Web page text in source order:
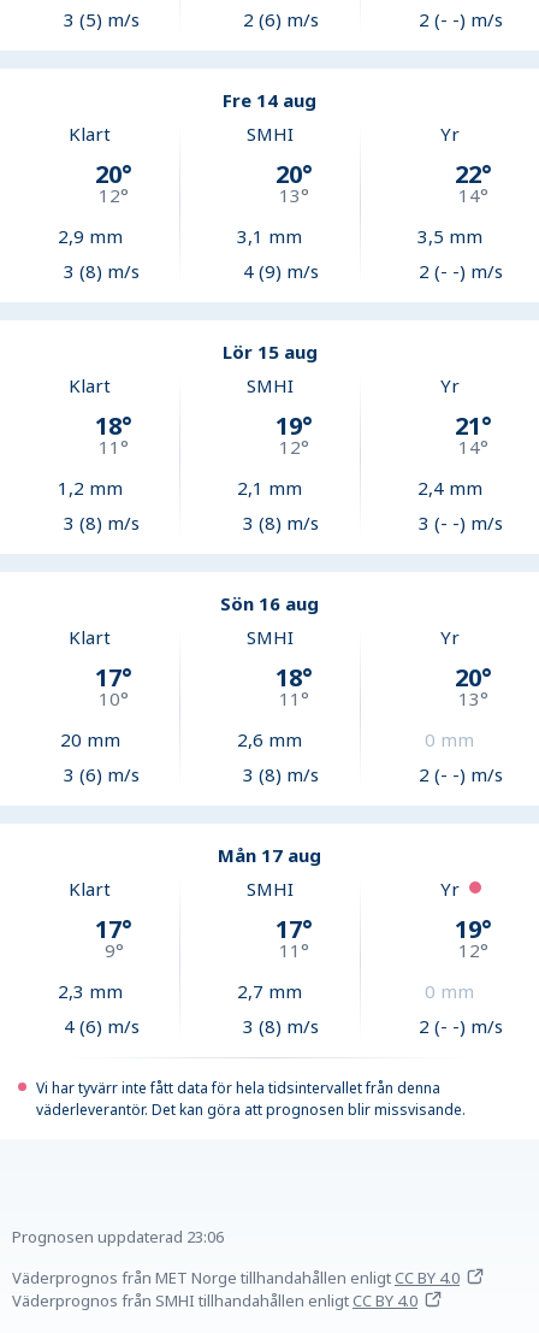
3 (5) m/s
2 (6) m/s
2 (- -) m/s
Fre 14 aug
Klart
20°
12°
2,9 mm
3 (8) m/s
SMHI
20°
13°
3,1 mm
4 (9) m/s
Yr
22°
14°
3,5 mm
2 (- -) m/s
Lör 15 aug
Klart
18°
11°
1,2 mm
3 (8) m/s
SMHI
19°
12°
2,1 mm
3 (8) m/s
Yr
21°
14°
2,4mm
3 (- -) m/s
Sön 16 aug
Klart
17°
10°
20 mm
3 (6) m/s
SMHI
18°
11 °
2,6 mm
3 (8) m/s
Yr
20°
13°
0 mm
2 (- -) m/s
Mån 17 aug
Klart
17°
9°
2,3 mm
4 (6) m/s
SMHI
17°
11 °
2,7 mm
3 (8) m/s
Yr
19°
12°
0 mm
2 (- -) m/s
Vi har tyvärr inte fått data för hela tidsintervallet från denna
väderleverantör. Det kan göra att prognosen blir missvisande.
Prognosen uppdaterad 23:06
Väderprognos från MET Norge tillhandahållen enligtCC BY 4.0
Väderprognos från SMHI tillhandahållen enligtCC BY 4.0